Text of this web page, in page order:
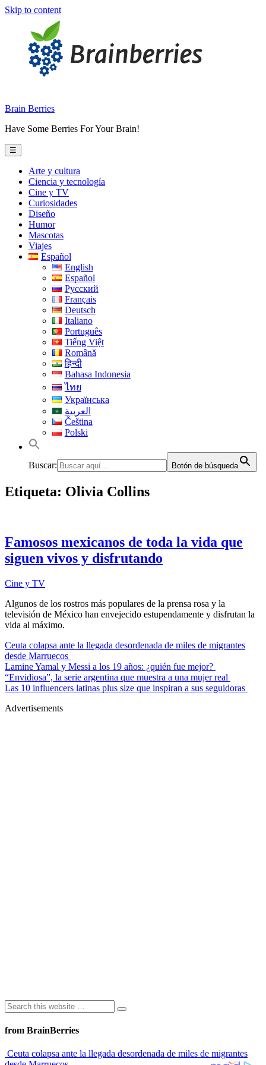
Skip to content
Brain Berries
Have Some Berries For Your Brain!
☰
Arte y cultura
Ciencia y tecnología
Cine y TV
Curiosidades
Diseño
Humor
Mascotas
Viajes
Español
English
Español
Русский
Français
Deutsch
Italiano
Português
Tiếng Việt
Română
हिन्दी
Bahasa Indonesia
ไทย
Українська
العربية
Čeština
Polski
Buscar: Botón de búsqueda
Etiqueta: Olivia Collins
Famosos mexicanos de toda la vida que
siguen vivos y disfrutando
Cine y TV
Algunos de los rostros más populares de la prensa rosa y la
televisión de México han envejecido estupendamente y disfrutan la
vida al máximo.
Ceuta colapsa ante la llegada desordenada de miles de migrantes
desde Marruecos
Lamine Yamal y Messi a los 19 años: ¿quién fue mejor?
“Envidiosa”, la serie argentina que muestra a una mujer real
Las 10 influencers latinas plus size que inspiran a sus seguidoras
Advertisements
from BrainBerries
Ceuta colapsa ante la llegada desordenada de miles de migrantes